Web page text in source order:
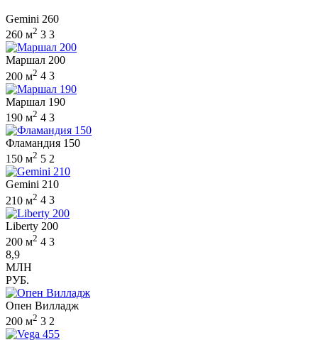
Gemini 260
260 м2 3 3
Маршал 200
200 м2 4 3
Маршал 190
190 м2 4 3
Фламандия 150
150 м2 5 2
Gemini 210
210 м2 4 3
Liberty 200
200 м2 4 3
8,9
МЛН
РУБ.
Опен Вилладж
200 м2 3 2